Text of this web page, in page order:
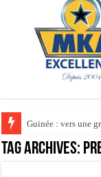
Guinée : vers une
Tag Archives: